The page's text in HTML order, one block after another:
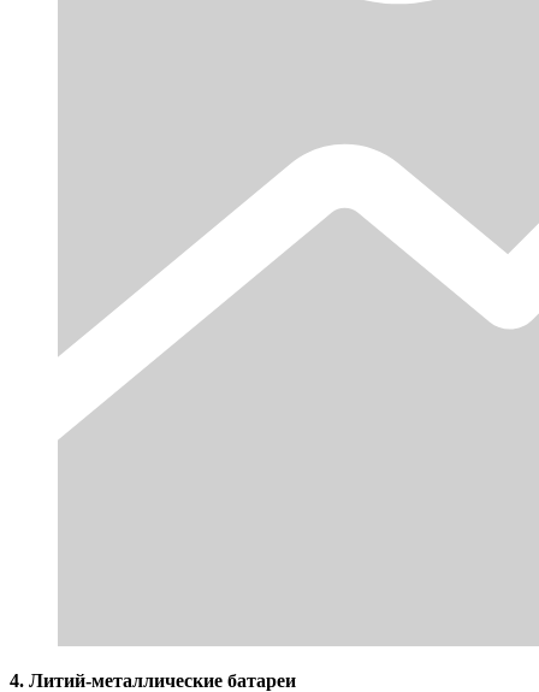
4. Литий-металлические батареи